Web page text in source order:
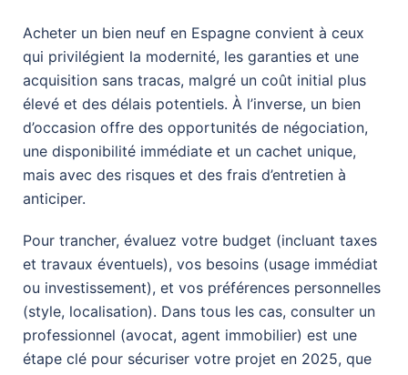
Acheter un bien neuf en Espagne convient à ceux
qui privilégient la modernité, les garanties et une
acquisition sans tracas, malgré un coût initial plus
élevé et des délais potentiels. À l’inverse, un bien
d’occasion offre des opportunités de négociation,
une disponibilité immédiate et un cachet unique,
mais avec des risques et des frais d’entretien à
anticiper.
Pour trancher, évaluez votre budget (incluant taxes
et travaux éventuels), vos besoins (usage immédiat
ou investissement), et vos préférences personnelles
(style, localisation). Dans tous les cas, consulter un
professionnel (avocat, agent immobilier) est une
étape clé pour sécuriser votre projet en 2025, que